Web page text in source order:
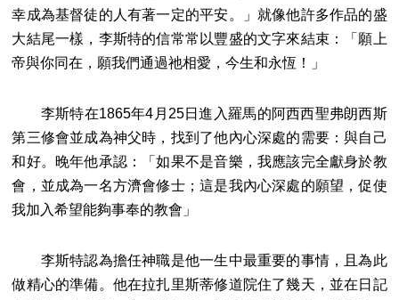
幸成為基督徒的人有著一定的平安。」就像他許多作品的盛
大結尾一樣，李斯特的信常常以豐盛的文字來結束：「願上
帝與你同在，願我們通過祂相愛，今生和永恆！」
李斯特在1865年4月25日進入羅馬的阿西西聖弗朗西斯
第三修會並成為神父時，找到了他內心深處的需要：與自己
和好。晚年他承認：「如果不是音樂，我應該完全獻身於教
會，並成為一名方濟會修士；這是我內心深處的願望，促使
我加入希望能夠事奉的教會」
李斯特認為擔任神職是他一生中最重要的事情，且為此
做精心的準備。他在拉扎里斯蒂修道院住了幾天，並在日記